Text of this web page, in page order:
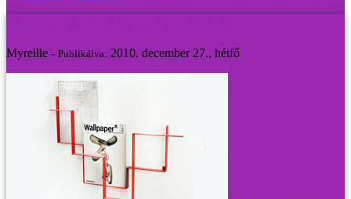
Myreille - Publikálva: 2010. december 27., hétfő